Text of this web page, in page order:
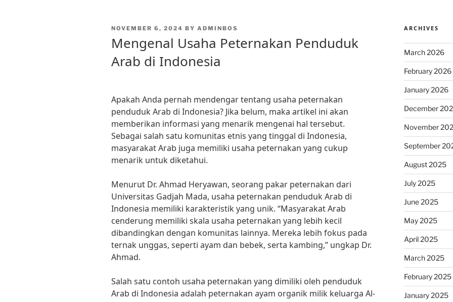
POSTED
NOVEMBER 6, 2024 BY ADMINBOS
Mengenal Usaha Peternakan Penduduk
Arab di Indonesia
Apakah Anda pernah mendengar tentang usaha peternakan
penduduk Arab di Indonesia? Jika belum, maka artikel ini akan
memberikan informasi yang menarik mengenai hal tersebut.
Sebagai salah satu komunitas etnis yang tinggal di Indonesia,
masyarakat Arab juga memiliki usaha peternakan yang cukup
menarik untuk diketahui.
Menurut Dr. Ahmad Heryawan, seorang pakar peternakan dari
Universitas Gadjah Mada, usaha peternakan penduduk Arab di
Indonesia memiliki karakteristik yang unik. “Masyarakat Arab
cenderung memiliki skala usaha peternakan yang lebih kecil
dibandingkan dengan komunitas lainnya. Mereka lebih fokus pada
ternak unggas, seperti ayam dan bebek, serta kambing,” ungkap Dr.
Ahmad.
Salah satu contoh usaha peternakan yang dimiliki oleh penduduk
Arab di Indonesia adalah peternakan ayam organik milik keluarga Al-
ARCHIVES
March 2026
February 2026
January 2026
December
November
September
August 2025
July 2025
June 2025
May 2025
April 2025
March 2025
February 2025
January 2025